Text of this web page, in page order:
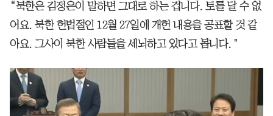
“북한은 김정은이 말하면 그대로 하는 겁니다. 토를 달 수 없
어요. 북한 헌법절인 12월 27일에 개헌 내용을 공표할 것 같
아요. 그사이 북한 사람들을 세뇌하고 있다고 봅니다. "